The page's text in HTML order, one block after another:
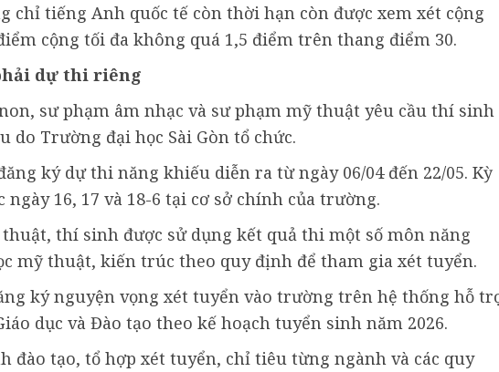
chỉ tiếng Anh quốc tế còn thời hạn còn được xem xét cộng
cộng tối đa không quá 1,5 điểm trên thang điểm 30.
dự thi riêng
sư phạm âm nhạc và sư phạm mỹ thuật yêu cầu thí sinh
Trường đại học Sài Gòn tổ chức.
ký dự thi năng khiếu diễn ra từ ngày 06/04 đến 22/05. Kỳ
16, 17 và 18-6 tại cơ sở chính của trường.
thí sinh được sử dụng kết quả thi một số môn năng
mỹ thuật, kiến trúc theo quy định để tham gia xét tuyển.
ký nguyện vọng xét tuyển vào trường trên hệ thống hỗ
dục và Đào tạo theo kế hoạch tuyển sinh năm 2026.
đào tạo, tổ hợp xét tuyển, chỉ tiêu từng ngành và các quy